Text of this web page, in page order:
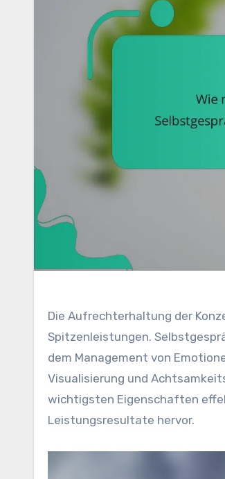
Die Aufrechterhaltung der
Spitzenleistungen.
dem Management von
Visualisierung und
wichtigsten Eigenschaften
Leistungsresultate hervor.